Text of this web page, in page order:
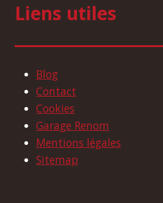
Liens utiles
Blog
Contact
Cookies
Garage Renom
Mentions légales
Sitemap